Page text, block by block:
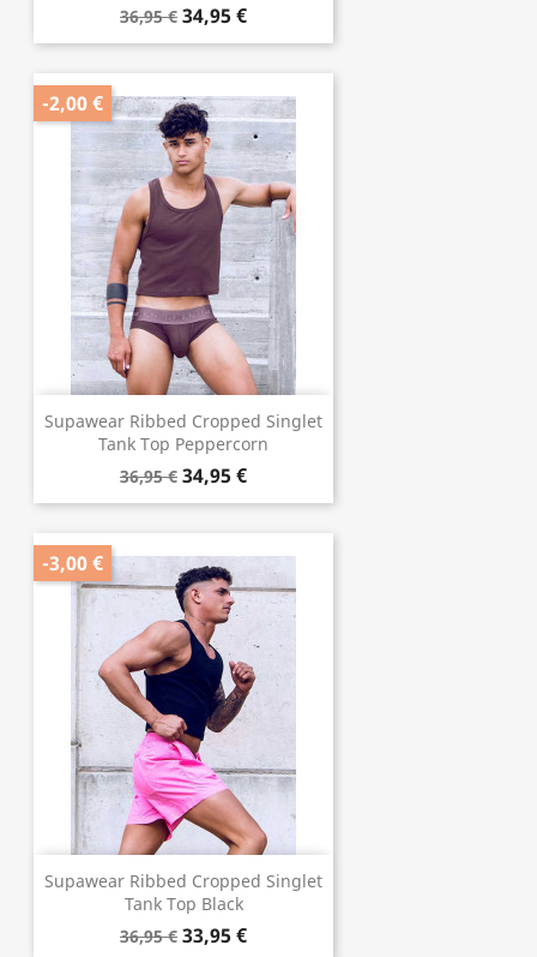
36,95 € 34,95 €
Supawear Ribbed Cropped Singlet
Tank Top Peppercorn
36,95 € 34,95 €
-2,00 €
Supawear Ribbed Cropped Singlet
Tank Top Black
36,95 € 33,95 €
-3,00 €